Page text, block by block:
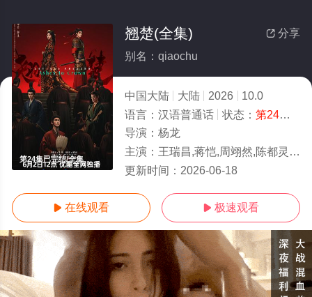
第24集已完结/全集
 分享
翘楚(全集)
别名：qiaochu
中国大陆 大陆 2026
10.0
语言： 汉语普通话 状态： 第24集已完结
导演： 杨龙
主演： 王瑞昌,蒋恺,周翊然,陈都灵,唐晓天,吴施乐,高茂桐
更新时间： 2026-06-18
 在线观看  极速观看